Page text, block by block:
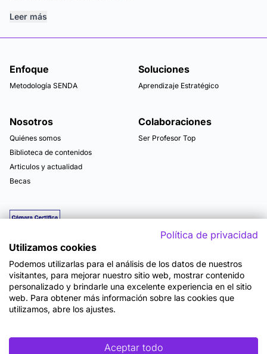
Leer más
Enfoque
Metodología SENDA
Soluciones
Aprendizaje Estratégico
Nosotros
Quiénes somos
Biblioteca de contenidos
Articulos y actualidad
Becas
Colaboraciones
Ser Profesor Top
Mapa del sitio
Términos y Condiciones de Uso
Accesibilidad
Cookies
Política de privacidad
Utilizamos cookies
Podemos utilizarlas para el análisis de los datos de nuestros
visitantes, para mejorar nuestro sitio web, mostrar contenido
personalizado y brindarle una excelente experiencia en el sitio
web. Para obtener más información sobre las cookies que
utilizamos, abre los ajustes.
Aceptar todo